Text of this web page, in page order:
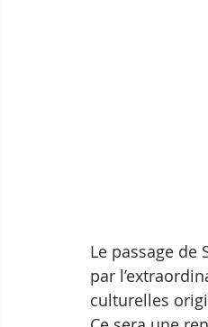
Le passage de
par
culturelles